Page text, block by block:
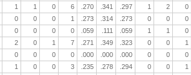
1 1 0 6 .270 .341 .297 1 2 0
0 0 0 1 .273 .314 .273 0 0 0
0 0 0 0 .059 .111 .059 1 1 0
2 0 1 7 .271 .349 .323 0 0 1
0 0 0 0 .000 .000 .000 0 0 0
1 0 0 3 .235 .278 .294 0 0 1